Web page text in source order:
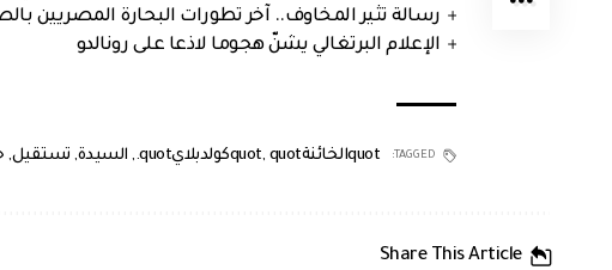
رسالة تثير المخاوف.. آخر تطورات البحارة المصريين
الإعلام البرتغالي يشنّ هجوما لاذعا على رونالدو
TAGGED: quotالخائنةquot , quotكولدبلايquot. , السيدة, تستقيل,
Share This Article